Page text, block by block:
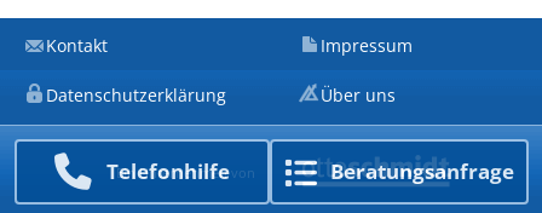
Telefon­hilfe Beratungs­anfrage
Kontakt Impressum
Datenschutzerklärung Über uns
Ein Unternehmen von